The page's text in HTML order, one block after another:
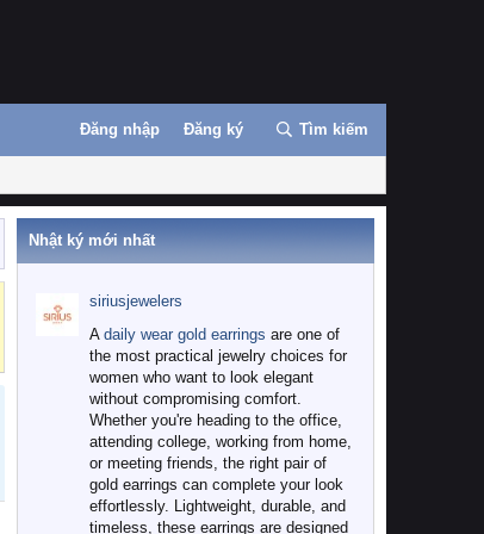
Đăng nhập Đăng ký Tìm kiếm
Nhật ký mới nhất
siriusjewelers
A daily wear gold earrings are one of
the most practical jewelry choices for
women who want to look elegant
without compromising comfort.
Whether you're heading to the office,
attending college, working from home,
or meeting friends, the right pair of
gold earrings can complete your look
effortlessly. Lightweight, durable, and
timeless, these earrings are designed